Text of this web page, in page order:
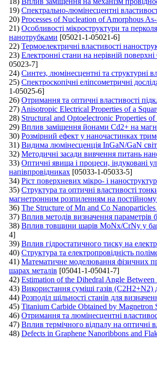
19) Спектрально-люмінесцентні
20) Processes of Nucleation of Amorphous
21) Особливості мікроструктури та
нанотрубками [05021-1-05021-6]
22) Термоелектричні властивості
23) Електронні стани на нерівній
05023-7]
24) Синтез, люмінесцентні та структурні
25) Спектроскопічні еліпсометричні
1-05025-6]
26) Отримання та оптичні властивості
27) Anisotropic Electrical Properties of a
28) Structural and Optoelectronic Properties
29) Вплив заміщення йонами Cd2+ на
30) Розмірний ефект у наночастинках
31) Видима люмінесценція ІnGaN/GaN
32) Методичні засади вивчення питань
33) Оптичні явища і процеси, індуковані
напівпровідниках [05033-1-05033-5]
34) Ріст поверхневих мікро- і
35) Структура та оптичні властивості
магнетронним розпиленням на постійному
36) The Structure of Mn and Co
37) Вплив методів визначення параметрів
38) Вплив товщини шарів MoNх/CrNy у
4]
39) Вплив гідростатичного тиску на
40) Структура та електропровідність
41) Математичне моделювання фізичних
шарах металів [05041-1-05041-7]
42) Estimation of the Dihedral Angle
43) Використання суміші газів (C2H2+N2)
44) Розподіл щільності станів для
45) Titanium Carbide Obtained by Magnetron
46) Отримання та люмінесцентні
47) Вплив термічного відпалу на оптичні
48) Defects in Graphene Nanoribbons and